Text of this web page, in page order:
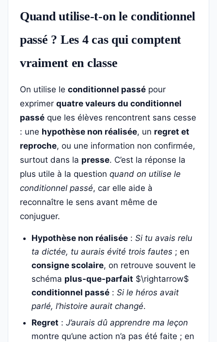
Quand utilise-t-on le conditionnel
passé ? Les 4 cas qui comptent
vraiment en classe
On utilise le conditionnel passé pour
exprimer quatre valeurs du conditionnel
passé que les élèves rencontrent sans cesse
: une hypothèse non réalisée, un regret et
reproche, ou une information non confirmée,
surtout dans la presse. C’est la réponse la
plus utile à la question quand on utilise le
conditionnel passé, car elle aide à
reconnaître le sens avant même de
conjuguer.
Hypothèse non réalisée : Si tu avais relu
ta dictée, tu aurais évité trois fautes ; en
consigne scolaire, on retrouve souvent le
schéma plus-que-parfait $\rightarrow$
conditionnel passé : Si le héros avait
parlé, l’histoire aurait changé.
Regret : J’aurais dû apprendre ma leçon
montre qu’une action n’a pas été faite ; en